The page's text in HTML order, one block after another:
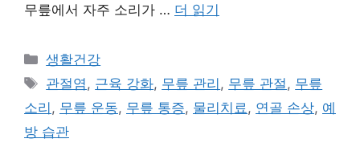
무릎에서 자주 소리가 … 더 읽기
카
테
리
생활건강
태
그
관절염 , 근육 강화, 무릎 관리 , 무릎 관절 , 무릎
소리 , 무릎 운동, 무릎 통증, 물리치료 , 연골 손상, 예
방 습관